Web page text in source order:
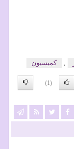
, كمیسیون
(1)